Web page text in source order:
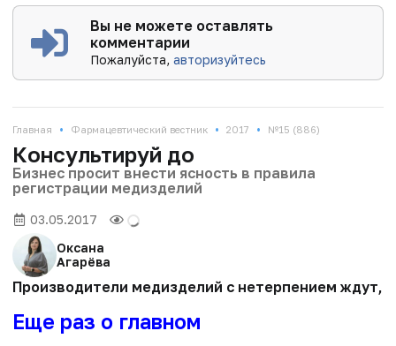
Вы не можете оставлять
комментарии
Пожалуйста,авторизуйтесь
Главная • Фармацевтический вестник • 2017 • №15 (886)
Консультируй до
Бизнес просит внести ясность в правила
регистрации медизделий
03.05.2017
Оксана
Агарёва
Производители медизделий с нетерпением ждут,
Еще раз о главном